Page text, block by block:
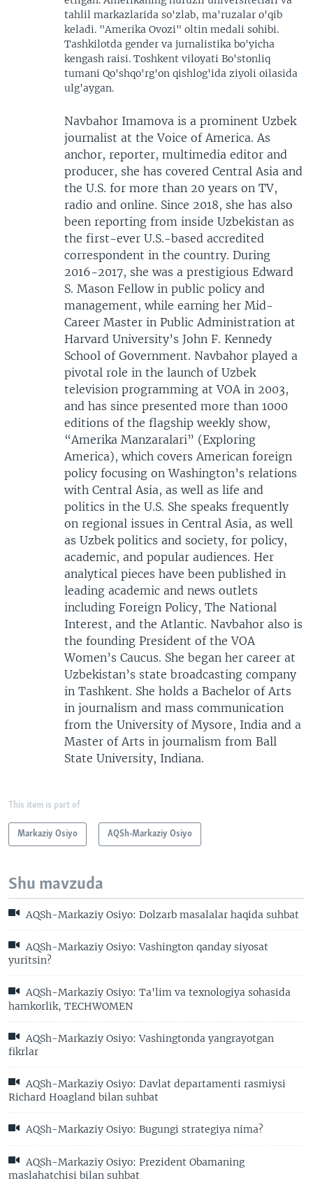
tahlil markazlarida so'zlab, ma'ruzalar o'qib
keladi. "Amerika Ovozi" oltin medali sohibi.
Tashkilotda gender va jurnalistika bo'yicha
kengash raisi. Toshkent viloyati Bo'stonliq
tumani Qo'shqo'rg'on qishlog'ida ziyoli oilasida
ulg'aygan.
Navbahor Imamova is a prominent Uzbek
journalist at the Voice of America. As
anchor, reporter, multimedia editor and
producer, she has covered Central Asia and
the U.S. for more than 20 years on TV,
radio and online. Since 2018, she has also
been reporting from inside Uzbekistan as
the first-ever U.S.-based accredited
correspondent in the country. During
2016-2017, she was a prestigious Edward
S. Mason Fellow in public policy and
management, while earning her Mid-
Career Master in Public Administration at
Harvard University’s John F. Kennedy
School of Government. Navbahor played a
pivotal role in the launch of Uzbek
television programming at VOA in 2003,
and has since presented more than 1000
editions of the flagship weekly show,
“Amerika Manzaralari” (Exploring
America), which covers American foreign
policy focusing on Washington’s relations
with Central Asia, as well as life and
politics in the U.S. She speaks frequently
on regional issues in Central Asia, as well
as Uzbek politics and society, for policy,
academic, and popular audiences. Her
analytical pieces have been published in
leading academic and news outlets
including Foreign Policy, The National
Interest, and the Atlantic. Navbahor also is
the founding President of the VOA
Women’s Caucus. She began her career at
Uzbekistan’s state broadcasting company
in Tashkent. She holds a Bachelor of Arts
in journalism and mass communication
from the University of Mysore, India and a
Master of Arts in journalism from Ball
State University, Indiana.
This item is part of
Markaziy Osiyo AQSh-Markaziy Osiyo
Shu mavzuda
AQSh-Markaziy Osiyo: Dolzarb masalalar haqida suhbat
AQSh-Markaziy Osiyo: Vashington qanday siyosat
yuritsin?
AQSh-Markaziy Osiyo: Ta'lim va texnologiya sohasida
hamkorlik, TECHWOMEN
AQSh-Markaziy Osiyo: Vashingtonda yangrayotgan
fikrlar
AQSh-Markaziy Osiyo: Davlat departamenti rasmiysi
Richard Hoagland bilan suhbat
AQSh-Markaziy Osiyo: Bugungi strategiya nima?
AQSh-Markaziy Osiyo: Prezident Obamaning
maslahatchisi bilan suhbat